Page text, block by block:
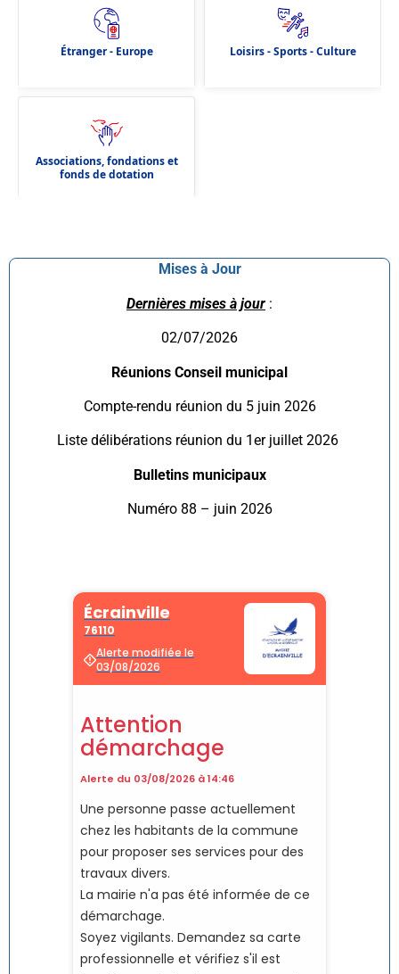
Mises à Jour
Dernières mises à jour :
02/07/2026
Réunions Conseil municipal
Compte-rendu réunion du 5 juin 2026
Liste délibérations réunion du 1er juillet 2026
Bulletins municipaux
Numéro 88 – juin 2026
Étranger - Europe Loisirs - Sports - Culture
Associations, fondations et
fonds de dotation